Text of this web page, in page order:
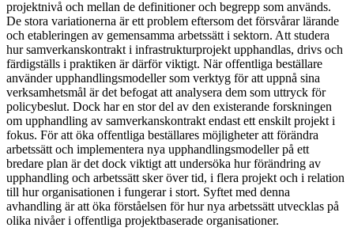
projektnivå och mellan de definitioner och begrepp som används.
De stora variationerna är ett problem eftersom det försvårar lärande
och etableringen av gemensamma arbetssätt i sektorn. Att studera
hur samverkanskontrakt i infrastrukturprojekt upphandlas, drivs och
färdigställs i praktiken är därför viktigt. När offentliga beställare
använder upphandlingsmodeller som verktyg för att uppnå sina
verksamhetsmål är det befogat att analysera dem som uttryck för
policybeslut. Dock har en stor del av den existerande forskningen
om upphandling av samverkanskontrakt endast ett enskilt projekt i
fokus. För att öka offentliga beställares möjligheter att förändra
arbetssätt och implementera nya upphandlingsmodeller på ett
bredare plan är det dock viktigt att undersöka hur förändring av
upphandling och arbetssätt sker över tid, i flera projekt och i relation
till hur organisationen i fungerar i stort. Syftet med denna
avhandling är att öka förståelsen för hur nya arbetssätt utvecklas på
olika nivåer i offentliga projektbaserade organisationer.